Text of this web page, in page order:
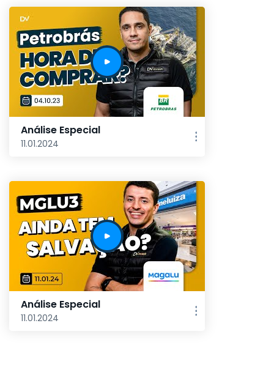
Análise Especial
11.01.2024
Análise Especial
11.01.2024